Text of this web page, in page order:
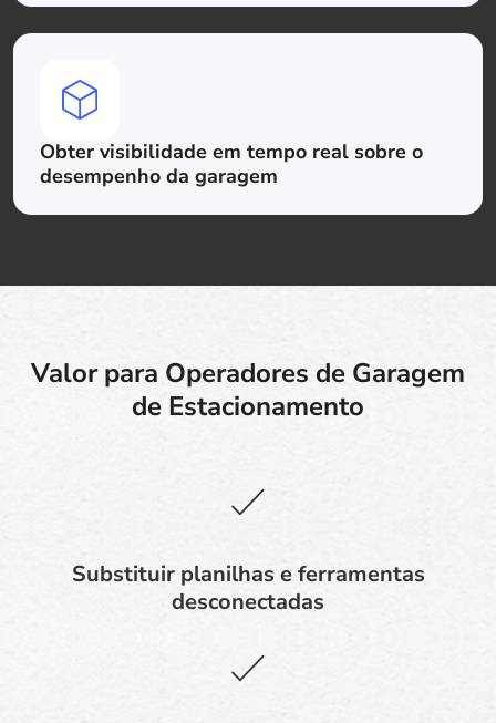
Obter visibilidade em tempo real sobre o
desempenho da garagem
Valor para Operadores de Garagem
de Estacionamento
Substituir planilhas e ferramentas
desconectadas